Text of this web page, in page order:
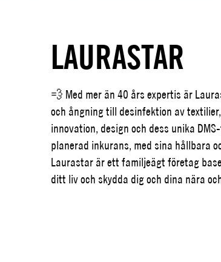
LAURASTAR
💨 Med mer än 40 års expertis är
och ångning till desinfektion av
innovation, design och dess unika
planerad inkurans, med sina hållbara
Laurastar är ett familjeägt företag
ditt liv och skydda dig och dina nära